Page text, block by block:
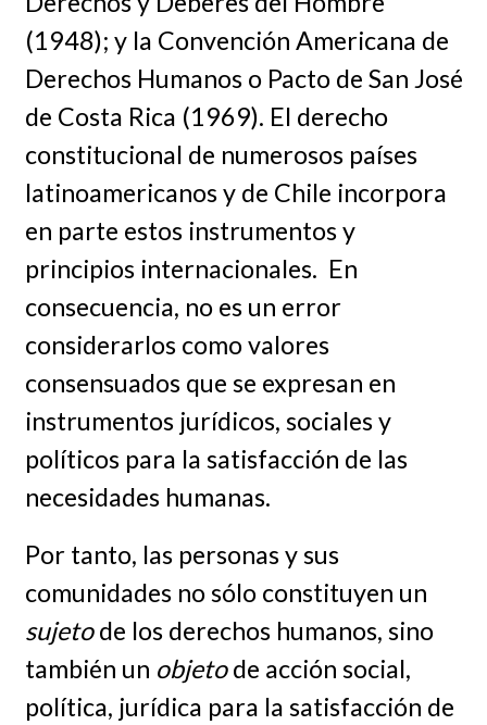
(1948); y la Convención Americana de
Derechos Humanos o Pacto de San José
de Costa Rica (1969). El derecho
constitucional de numerosos países
latinoamericanos y de Chile incorpora
en parte estos instrumentos y
principios internacionales. En
consecuencia, no es un error
considerarlos como valores
consensuados que se expresan en
instrumentos jurídicos, sociales y
políticos para la satisfacción de las
necesidades humanas.
Por tanto, las personas y sus
comunidades no sólo constituyen un
sujetode los derechos humanos, sino
también un objetode acción social,
política, jurídica para la satisfacción de